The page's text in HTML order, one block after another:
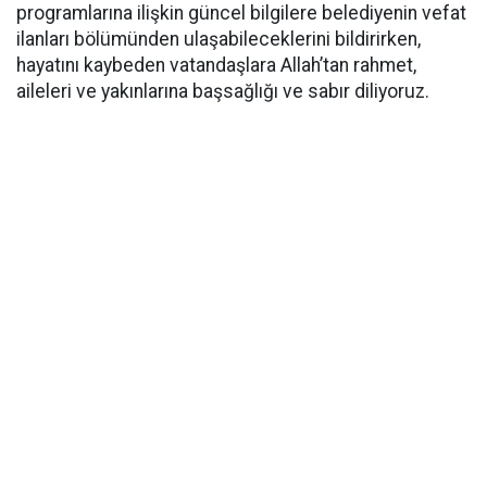
programlarına ilişkin güncel bilgilere belediyenin vefat
ilanları bölümünden ulaşabileceklerini bildirirken,
hayatını kaybeden vatandaşlara Allah’tan rahmet,
aileleri ve yakınlarına başsağlığı ve sabır diliyoruz.